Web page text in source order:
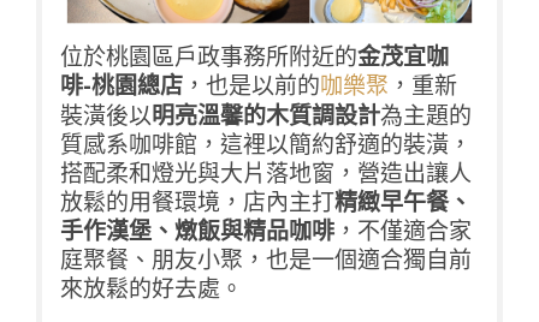
位於桃園區戶政事務所附近的金茂宜咖
啡-桃園總店 ，也是以前的咖樂聚 ，重新
裝潢後以明亮溫馨的木質調設計為主題的
質感系咖啡館，這裡以簡約舒適的裝潢，
搭配柔和燈光與大片落地窗，營造出讓人
放鬆的用餐環境，店內主打精緻早午餐、
手作漢堡、燉飯與精品咖啡 ，不僅適合家
庭聚餐、朋友小聚，也是一個適合獨自前
來放鬆的好去處。